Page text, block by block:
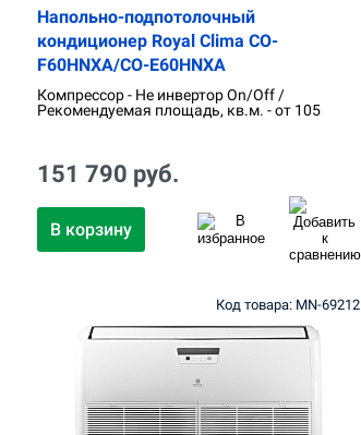
Напольно-подпотолочный
кондиционер Royal Clima CO-
F60HNXA/CO-E60HNXA
Компрессор - Не инвертор On/Off /
Рекомендуемая площадь, кв.м. - от 105
151 790 руб.
В корзину
Код товара: MN-69212